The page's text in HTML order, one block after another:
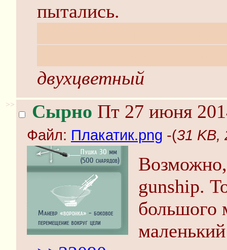
пытались.
двухцветный
>> Сырно Пт 27 июня
Файл: Плакатик.png -(31 KB,
gunship.
большого